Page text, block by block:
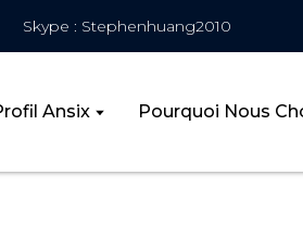
Skype : Stephenhuang2010
Ansix Pourquoi Nous